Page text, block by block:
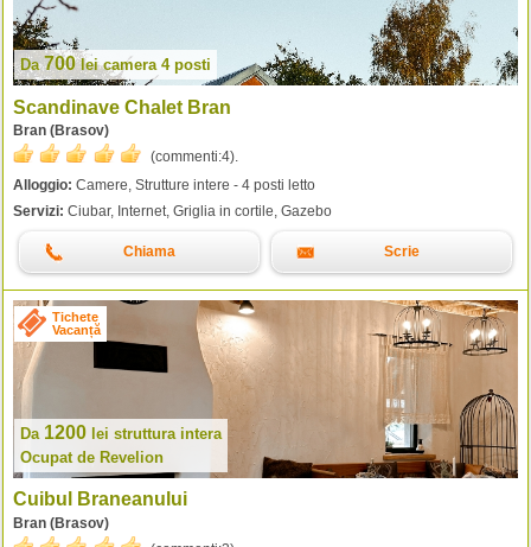
Da700leicamera 4 posti
Scandinave Chalet Bran
Bran (Brasov)
(commenti:4).
Alloggio: Camere, Strutture intere - 4 posti letto
Servizi: Ciubar, Internet, Griglia in cortile, Gazebo
Chiama Scrie
Tichete
Vacanță
Da 1200 lei struttura intera
Ocupat de Revelion
Cuibul Braneanului
Bran (Brasov)